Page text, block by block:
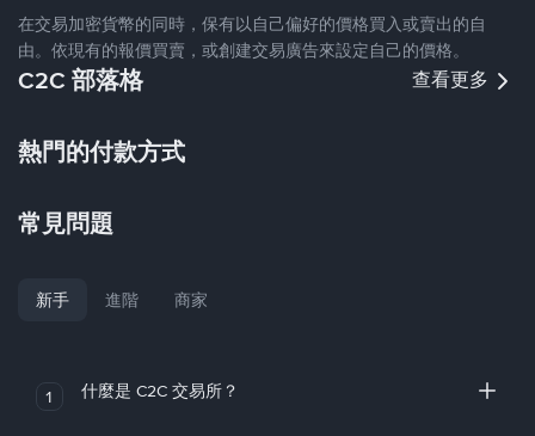
在交易加密貨幣的同時，保有以自己偏好的價格買入或賣出的自
由。依現有的報價買賣，或創建交易廣告來設定自己的價格。
C2C 部落格 查看更多
熱門的付款方式
常見問題
新手 進階 商家
1 什麼是 C2C 交易所？